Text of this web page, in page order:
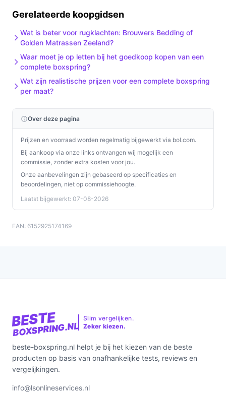
Gerelateerde koopgidsen
Wat is beter voor rugklachten: Brouwers Bedding of
Golden Matrassen Zeeland?
Waar moet je op letten bij het goedkoop kopen van een
complete boxspring?
Wat zijn realistische prijzen voor een complete boxspring
per maat?
Over deze pagina
Prijzen en voorraad worden regelmatig bijgewerkt via bol.com.
Bij aankoop via onze links ontvangen wij mogelijk een
commissie, zonder extra kosten voor jou.
Onze aanbevelingen zijn gebaseerd op specificaties en
beoordelingen, niet op commissiehoogte.
Laatst bijgewerkt: 07-08-2026
EAN: 6152925174169
BESTE
BOXSPRING.NL
Slim vergelijken.
Zeker kiezen.
beste-boxspring.nl helpt je bij het kiezen van de beste
producten op basis van onafhankelijke tests, reviews en
vergelijkingen.
info@lsonlineservices.nl